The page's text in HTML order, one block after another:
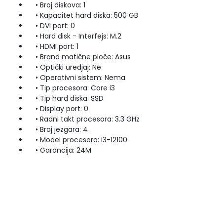
• Broj diskova: 1
• Kapacitet hard diska: 500 GB
• DVI port: 0
• Hard disk - Interfejs: M.2
• HDMI port: 1
• Brand matične ploče: Asus
• Optički uredjaj: Ne
• Operativni sistem: Nema
• Tip procesora: Core i3
• Tip hard diska: SSD
• Display port: 0
• Radni takt procesora: 3.3 GHz
• Broj jezgara: 4
• Model procesora: i3-12100
• Garancija: 24M